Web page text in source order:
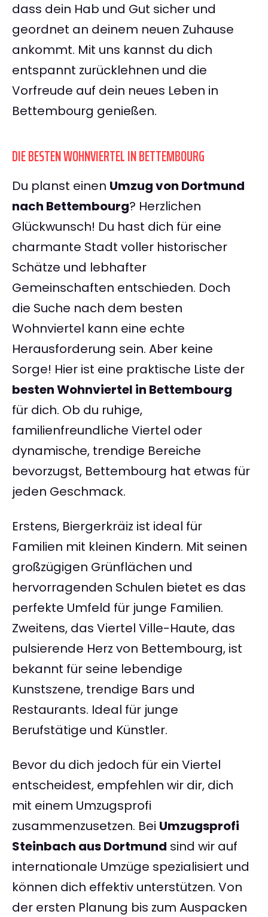
dass dein Hab und Gut sicher und
geordnet an deinem neuen Zuhause
ankommt. Mit uns kannst du dich
entspannt zurücklehnen und die
Vorfreude auf dein neues Leben in
Bettembourg genießen.
DIE BESTEN WOHNVIERTEL IN BETTEMBOURG
Du planst einen Umzug von Dortmund
nach Bettembourg? Herzlichen
Glückwunsch! Du hast dich für eine
charmante Stadt voller historischer
Schätze und lebhafter
Gemeinschaften entschieden. Doch
die Suche nach dem besten
Wohnviertel kann eine echte
Herausforderung sein. Aber keine
Sorge! Hier ist eine praktische Liste der
besten Wohnviertel in Bettembourg
für dich. Ob du ruhige,
familienfreundliche Viertel oder
dynamische, trendige Bereiche
bevorzugst, Bettembourg hat etwas für
jeden Geschmack.
Erstens, Biergerkräiz ist ideal für
Familien mit kleinen Kindern. Mit seinen
großzügigen Grünflächen und
hervorragenden Schulen bietet es das
perfekte Umfeld für junge Familien.
Zweitens, das Viertel Ville-Haute, das
pulsierende Herz von Bettembourg, ist
bekannt für seine lebendige
Kunstszene, trendige Bars und
Restaurants. Ideal für junge
Berufstätige und Künstler.
Bevor du dich jedoch für ein Viertel
entscheidest, empfehlen wir dir, dich
mit einem Umzugsprofi
zusammenzusetzen. Bei Umzugsprofi
Steinbach aus Dortmund sind wir auf
internationale Umzüge spezialisiert und
können dich effektiv unterstützen. Von
der ersten Planung bis zum Auspacken